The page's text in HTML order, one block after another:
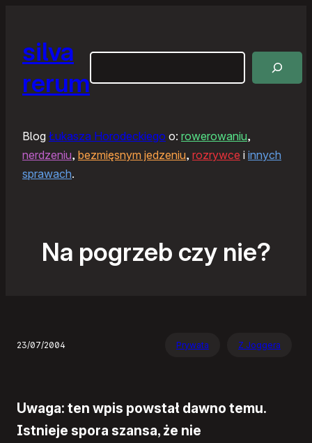
silva
rerum
Blog Łukasza Horodeckiego o: rowerowaniu,
nerdzeniu, bezmięsnym jedzeniu, rozrywce i innych
sprawach.
Na pogrzeb czy nie?
23/07/2004 Prywata Z Joggera
Uwaga: ten wpis powstał dawno temu.
Istnieje spora szansa, że nie